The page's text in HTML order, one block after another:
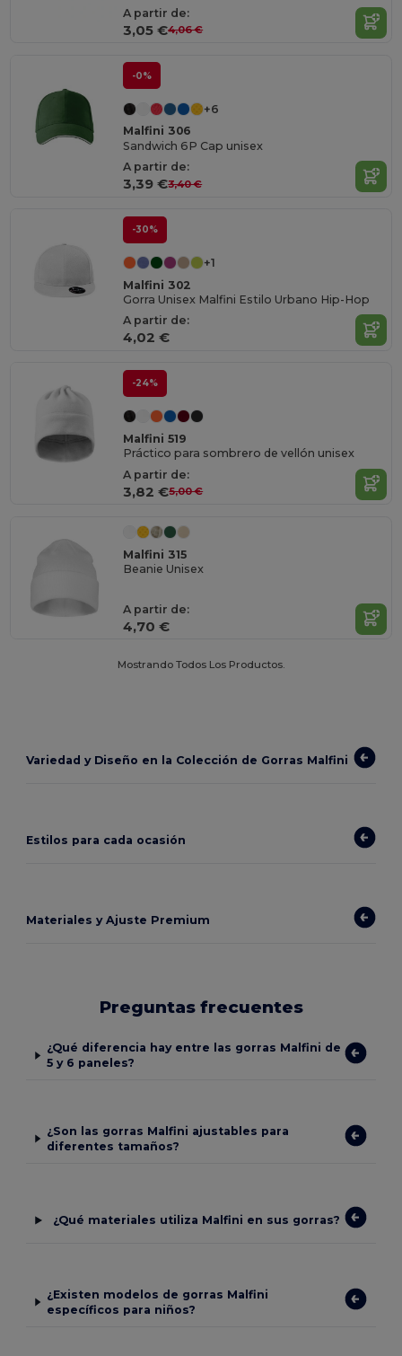
A partir de:
3,05 €4,06 €
-0%
+6
Malfini 306
Sandwich 6P Cap unisex
A partir de:
3,39 €3,40 €
-30%
+1
Malfini 302
Gorra Unisex Malfini Estilo Urbano Hip-Hop
A partir de:
4,02 €
-24%
Malfini 519
Práctico para sombrero de vellón unisex
A partir de:
3,82 €5,00 €
Malfini 315
Beanie Unisex
A partir de:
4,70 €
Mostrando Todos Los Productos.
Variedad y Diseño en la Colección de Gorras Malfini
Estilos para cada ocasión
Materiales y Ajuste Premium
Preguntas frecuentes
¿Qué diferencia hay entre las gorras Malfini de
5 y 6 paneles?
¿Son las gorras Malfini ajustables para
diferentes tamaños?
¿Qué materiales utiliza Malfini en sus gorras?
¿Existen modelos de gorras Malfini
específicos para niños?